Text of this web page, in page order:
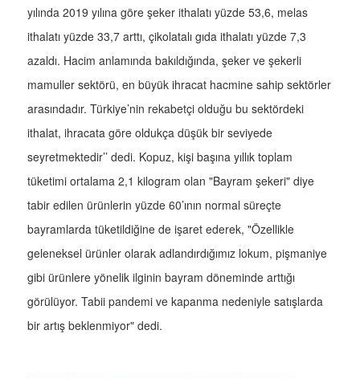
yılında 2019 yılına göre şeker ithalatı yüzde 53,6, melas
ithalatı yüzde 33,7 arttı, çikolatalı gıda ithalatı yüzde 7,3
azaldı. Hacim anlamında bakıldığında, şeker ve şekerli
mamuller sektörü, en büyük ihracat hacmine sahip sektörler
arasındadır. Türkiye’nin rekabetçi olduğu bu sektördeki
ithalat, ihracata göre oldukça düşük bir seviyede
seyretmektedir’’ dedi. Kopuz, kişi başına yıllık toplam
tüketimi ortalama 2,1 kilogram olan "Bayram şekeri" diye
tabir edilen ürünlerin yüzde 60’ının normal süreçte
bayramlarda tüketildiğine de işaret ederek, "Özellikle
geleneksel ürünler olarak adlandırdığımız lokum, pişmaniye
gibi ürünlere yönelik ilginin bayram döneminde arttığı
görülüyor. Tabii pandemi ve kapanma nedeniyle satışlarda
bir artış beklenmiyor" dedi.